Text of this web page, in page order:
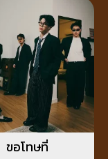
ขอโทษที่